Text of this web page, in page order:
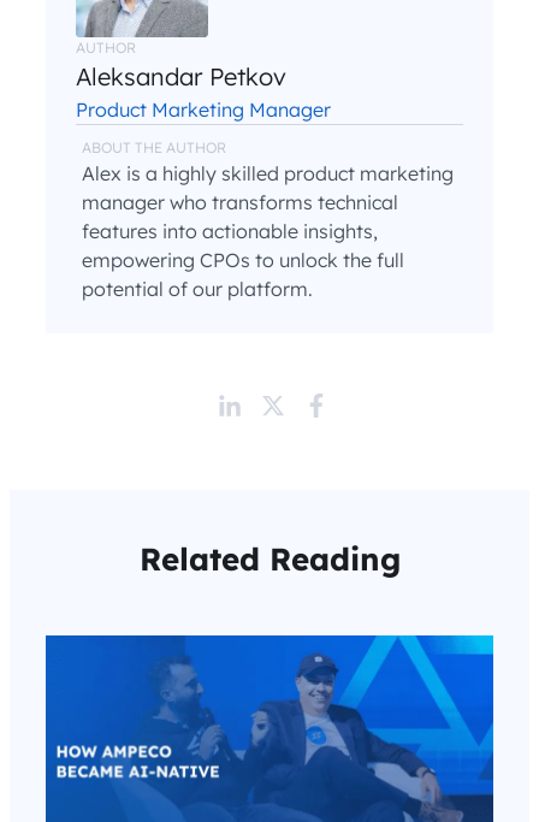
AUTHOR
Aleksandar Petkov
Product Marketing Manager
ABOUT THE AUTHOR
Alex is a highly skilled product marketing
manager who transforms technical
features into actionable insights,
empowering CPOs to unlock the full
potential of our platform.
Related Reading